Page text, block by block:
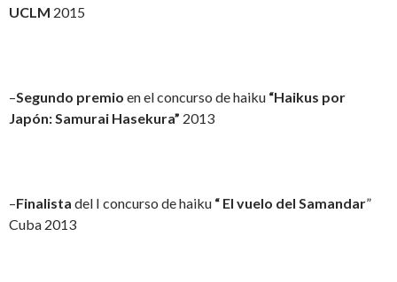
UCLM 2015
–Segundo premio en el concurso de haiku “Haikus por
Japón: Samurai Hasekura” 2013
–Finalista del I concurso de haiku “ El vuelo del Samandar”
Cuba 2013